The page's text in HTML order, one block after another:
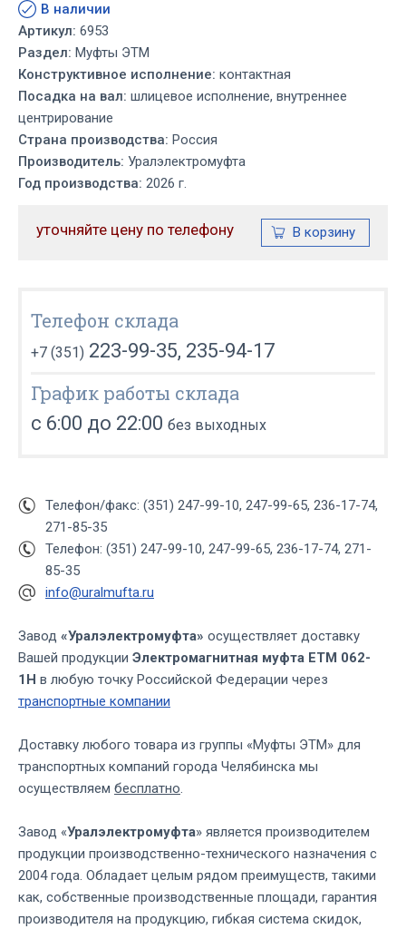
В наличии
Артикул: 6953
Раздел: Муфты ЭТМ
Конструктивное исполнение: контактная
Посадка на вал: шлицевое исполнение, внутреннее
центрирование
Страна производства: Россия
Производитель: Уралэлектромуфта
Год производства: 2026 г.
уточняйте цену по телефону
Телефон склада
+7 (351) 223-99-35, 235-94-17
График работы склада
с 6:00 до 22:00 без выходных
Телефон/факс: (351) 247-99-10, 247-99-65, 236-17-74,
271-85-35
Телефон: (351) 247-99-10, 247-99-65, 236-17-74, 271-
85-35
info@uralmufta.ru
Завод «Уралэлектромуфта» осуществляет доставку
Вашей продукции Электромагнитная муфта ЕТМ 062-
1Н в любую точку Российской Федерации через
транспортные компании
Доставку любого товара из группы «Муфты ЭТМ» для
транспортных компаний города Челябинска мы
осуществляем бесплатно.
Завод «Уралэлектромуфта» является производителем
продукции производственно-технического назначения с
2004 года. Обладает целым рядом преимуществ, такими
как, собственные производственные площади, гарантия
производителя на продукцию, гибкая система скидок,